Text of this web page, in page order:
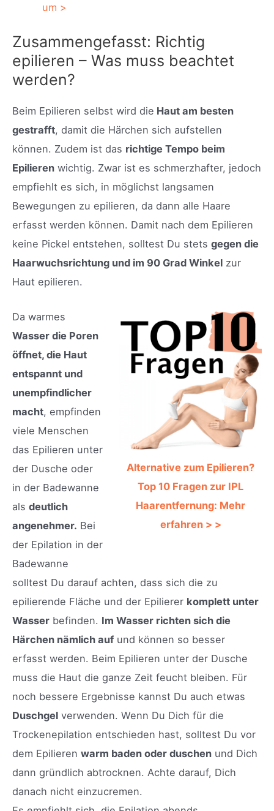
um >
Zusammengefasst: Richtig
epilieren – Was muss beachtet
werden?
Beim Epilieren selbst wird die Haut am besten
gestrafft, damit die Härchen sich aufstellen
können. Zudem ist das richtige Tempo beim
Epilieren wichtig. Zwar ist es schmerzhafter, jedoch
empfiehlt es sich, in möglichst langsamen
Bewegungen zu epilieren, da dann alle Haare
erfasst werden können. Damit nach dem Epilieren
keine Pickel entstehen, solltest Du stets gegen die
Haarwuchsrichtung und im 90 Grad Winkel zur
Haut epilieren.
Alternative zum Epilieren?
Top 10 Fragen zur IPL
Haarentfernung: Mehr
erfahren > >
Da warmes
Wasser die Poren
öffnet, die Haut
entspannt und
unempfindlicher
macht, empfinden
viele Menschen
das Epilieren unter
der Dusche oder
in der Badewanne
als deutlich
angenehmer. Bei
der Epilation in der
Badewanne
solltest Du darauf achten, dass sich die zu
epilierende Fläche und der Epilierer komplett unter
Wasser befinden. Im Wasser richten sich die
Härchen nämlich auf und können so besser
erfasst werden. Beim Epilieren unter der Dusche
muss die Haut die ganze Zeit feucht bleiben. Für
noch bessere Ergebnisse kannst Du auch etwas
Duschgel verwenden. Wenn Du Dich für die
Trockenepilation entschieden hast, solltest Du vor
dem Epilieren warm baden oder duschen und Dich
dann gründlich abtrocknen. Achte darauf, Dich
danach nicht einzucremen.